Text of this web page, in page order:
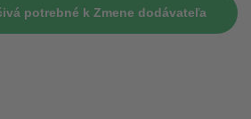
potrebné k Zmene dodávateľa